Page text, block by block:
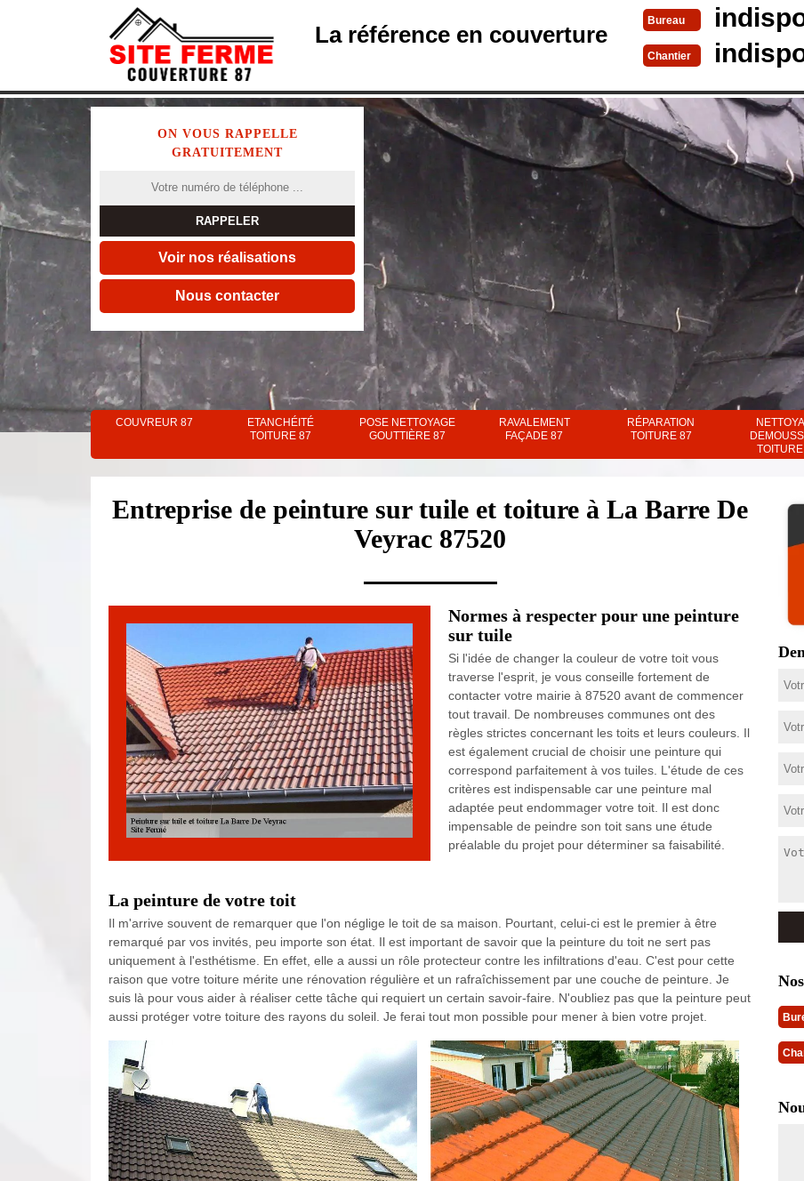
La référence en couverture
Bureau
Chantier
ON VOUS RAPPELLE
GRATUITEMENT
Voir nos réalisations
Nous contacter
COUVREUR 87
ETANCHÉITÉ
TOITURE 87
POSE NETTOYAGE
GOUTTIÈRE 87
RAVALEMENT
FAÇADE 87
RÉPARATION
TOITURE 87
Entreprise de peinture sur tuile et toiture à La Barre De
Veyrac 87520
Normes à respecter pour une peinture
sur tuile
Si l'idée de changer la couleur de votre toit vous
traverse l'esprit, je vous conseille fortement de
contacter votre mairie à 87520 avant de commencer
tout travail. De nombreuses communes ont des
règles strictes concernant les toits et leurs couleurs. Il
est également crucial de choisir une peinture qui
correspond parfaitement à vos tuiles. L'étude de ces
critères est indispensable car une peinture mal
adaptée peut endommager votre toit. Il est donc
impensable de peindre son toit sans une étude
préalable du projet pour déterminer sa faisabilité.
La peinture de votre toit
Il m'arrive souvent de remarquer que l'on néglige le toit de sa maison. Pourtant, celui-ci est le premier à être
remarqué par vos invités, peu importe son état. Il est important de savoir que la peinture du toit ne sert pas
uniquement à l'esthétisme. En effet, elle a aussi un rôle protecteur contre les infiltrations d'eau. C'est pour cette
raison que votre toiture mérite une rénovation régulière et un rafraîchissement par une couche de peinture. Je
suis là pour vous aider à réaliser cette tâche qui requiert un certain savoir-faire. N'oubliez pas que la peinture peut
aussi protéger votre toiture des rayons du soleil. Je ferai tout mon possible pour mener à bien votre projet.